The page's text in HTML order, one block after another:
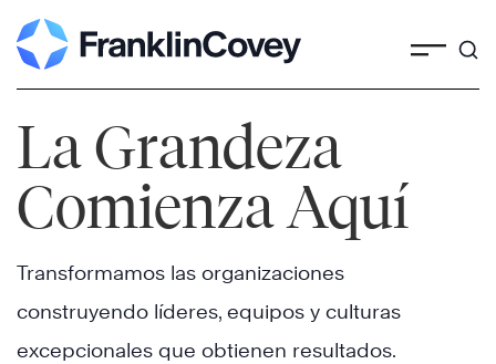
Skip
to
content
La Grandeza
Comienza Aquí
Transformamos las organizaciones
construyendo líderes, equipos y culturas
excepcionales que obtienen resultados.